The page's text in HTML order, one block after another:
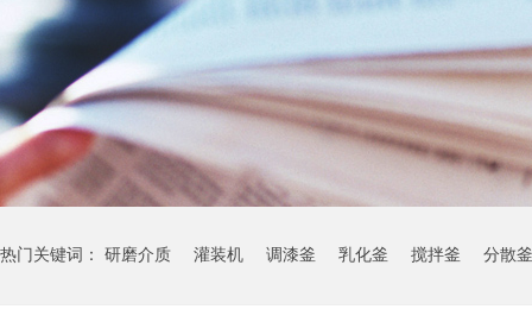
热门关键词： 研磨介质 灌装机 调漆釜 乳化釜 搅拌釜 分散釜